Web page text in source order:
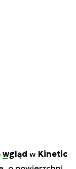
wgląd w Kinetic